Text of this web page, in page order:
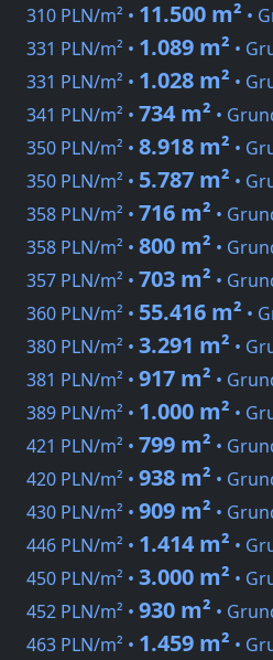
310 PLN/m² • 11.500 m² •
331 PLN/m² • 1.089 m² •
331 PLN/m² • 1.028 m² •
341 PLN/m² • 734 m² •
350 PLN/m² • 8.918 m² •
350 PLN/m² • 5.787 m² •
358 PLN/m² • 716 m² •
358 PLN/m² • 800 m² •
357 PLN/m² • 703 m² •
360 PLN/m² • 55.416 m² •
380 PLN/m² • 3.291 m² •
381 PLN/m² • 917 m² •
389 PLN/m² • 1.000 m² •
421 PLN/m² • 799 m² •
420 PLN/m² • 938 m² •
430 PLN/m² • 909 m² •
446 PLN/m² • 1.414 m² •
450 PLN/m² • 3.000 m² •
452 PLN/m² • 930 m² •
463 PLN/m² • 1.459 m² •